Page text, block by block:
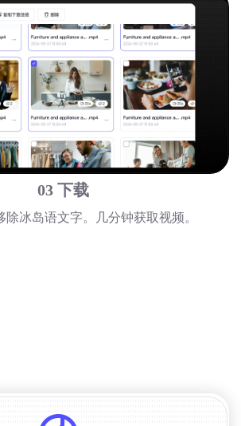
03 下载
除冰岛语文字。几分钟获取视频。